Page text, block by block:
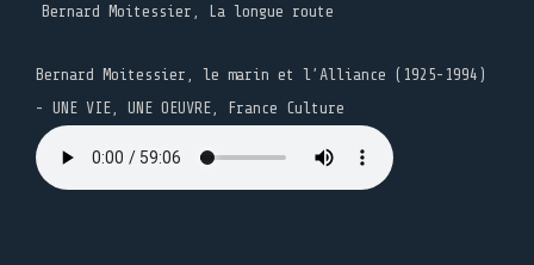
Bernard Moitessier, La longue route
Bernard Moitessier, le marin et l’Alliance (1925-1994)
- UNE VIE, UNE OEUVRE, France Culture